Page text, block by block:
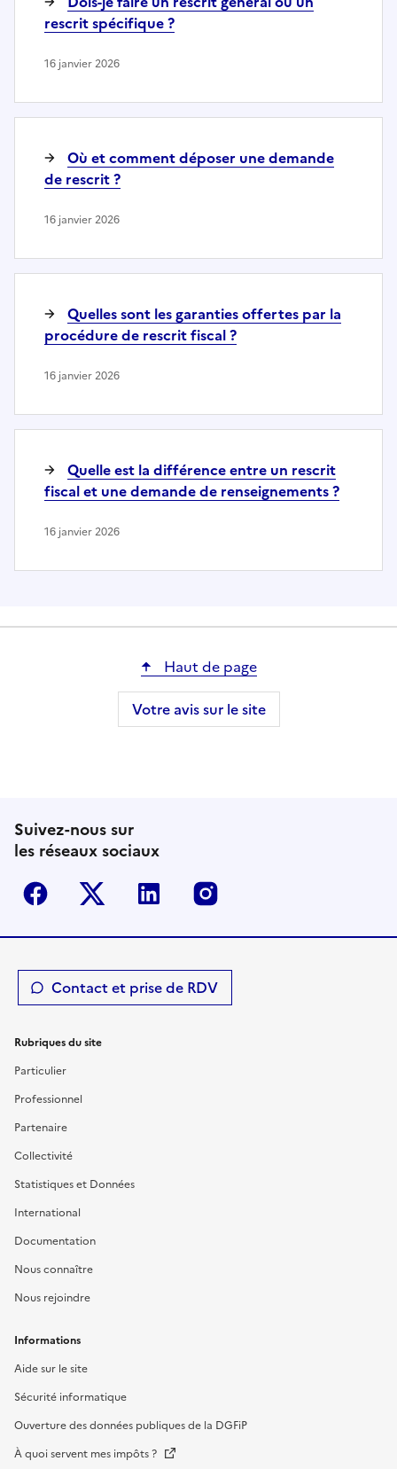
rescrit spécifique ?
16 janvier 2026
Où et comment déposer une demande
de rescrit ?
16 janvier 2026
Quelles sont les garanties offertes par la
procédure de rescrit fiscal ?
16 janvier 2026
Quelle est la différence entre un rescrit
fiscal et une demande de renseignements ?
16 janvier 2026
Haut de page
Votre avis sur le site
Suivez-nous sur
les réseaux sociaux
Facebook Twitter-X Linkedin
Contact et prise de RDV
Rubriques du site
Particulier
Professionnel
Partenaire
Collectivité
Statistiques et Données
International
Documentation
Nous connaître
Nous rejoindre
Informations
Aide sur le site
Sécurité informatique
Ouverture des données publiques de la DGFiP
À quoi servent mes impôts ?